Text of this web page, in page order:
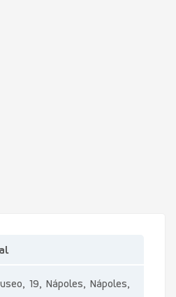
19, Nápoles, Nápoles,